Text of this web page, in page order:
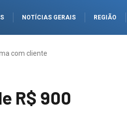
NOTÍCIAS GERAIS REGIÃO
com cliente
R$ 900